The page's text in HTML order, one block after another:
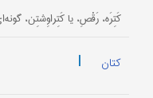
کَتِرَه، رَقْصِ، یا کَتِراوِشتِن،
کتان |